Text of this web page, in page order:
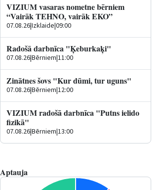
VIZIUM vasaras nometne bērniem
“Vairāk TEHNO, vairāk EKO”
07.08.26|Izklaide|09:00
Radošā darbnīca "Ķeburkaķi"
07.08.26|Bērniem|11:00
Zinātnes šovs "Kur dūmi, tur uguns"
07.08.26|Bērniem|12:00
VIZIUM radošā darbnīca "Putns ielido
fizikā"
07.08.26|Bērniem|13:00
Aptauja